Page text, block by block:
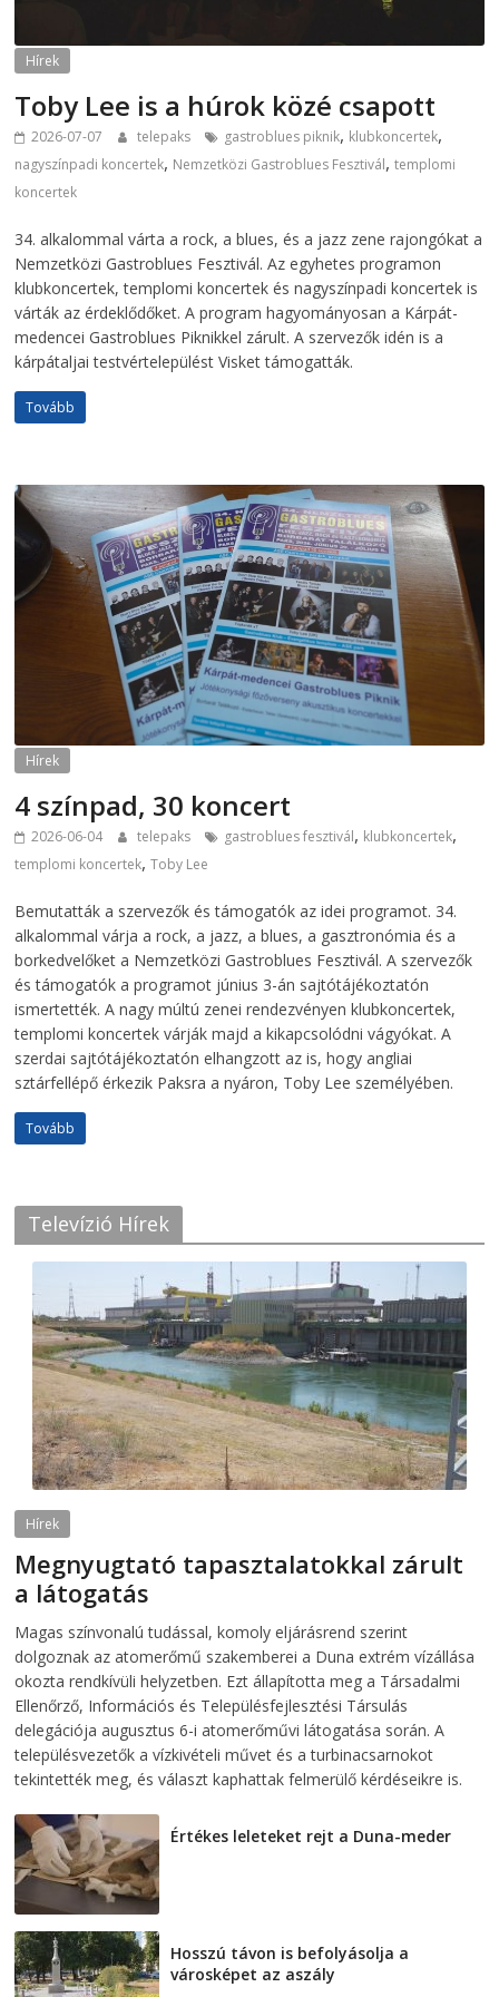
Hírek
Toby Lee is a húrok közé csapott
2026-07-07 telepaks gastroblues piknik, klubkoncertek,
nagyszínpadi koncertek, Nemzetközi Gastroblues Fesztivál,templomi
koncertek
34. alkalommal várta a rock, a blues, és a jazz zene rajongókat a
Nemzetközi Gastroblues Fesztivál. Az egyhetes programon
klubkoncertek, templomi koncertek és nagyszínpadi koncertek is
várták az érdeklődőket. A program hagyományosan a Kárpát-
medencei Gastroblues Piknikkel zárult. A szervezők idén is a
kárpátaljai testvértelepülést Visket támogatták.
Tovább
Hírek
4 színpad, 30 koncert
2026-06-04 telepaks gastroblues fesztivál, klubkoncertek,
templomi koncertek,Toby Lee
Bemutatták a szervezők és támogatók az idei programot. 34.
alkalommal várja a rock, a jazz, a blues, a gasztronómia és a
borkedvelőket a Nemzetközi Gastroblues Fesztivál. A szervezők
és támogatók a programot június 3-án sajtótájékoztatón
ismertették. A nagy múltú zenei rendezvényen klubkoncertek,
templomi koncertek várják majd a kikapcsolódni vágyókat. A
szerdai sajtótájékoztatón elhangzott az is, hogy angliai
sztárfellépő érkezik Paksra a nyáron, Toby Lee személyében.
Tovább
Televízió Hírek
Hírek
Megnyugtató tapasztalatokkal zárult
a látogatás
Magas színvonalú tudással, komoly eljárásrend szerint
dolgoznak az atomerőmű szakemberei a Duna extrém vízállása
okozta rendkívüli helyzetben. Ezt állapította meg a Társadalmi
Ellenőrző, Információs és Településfejlesztési Társulás
delegációja augusztus 6-i atomerőművi látogatása során. A
településvezetők a vízkivételi művet és a turbinacsarnokot
tekintették meg, és választ kaphattak felmerülő kérdéseikre is.
Értékes leleteket rejt a Duna-meder
Hosszú távon is befolyásolja a
városképet az aszály